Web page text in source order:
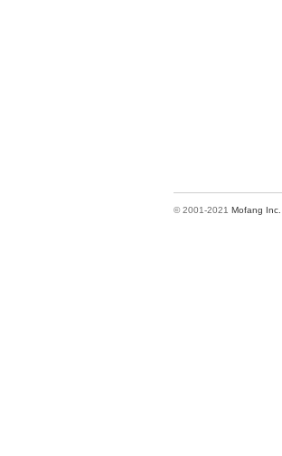
© 2001-2021 Mofang Inc.